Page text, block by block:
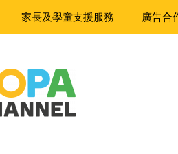
家長及學童支援服務 廣告合